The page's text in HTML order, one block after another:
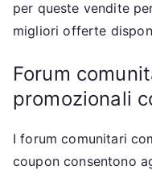
per queste vendite
migliori offerte
Forum
promozionali
I forum comunitari
coupon consentono